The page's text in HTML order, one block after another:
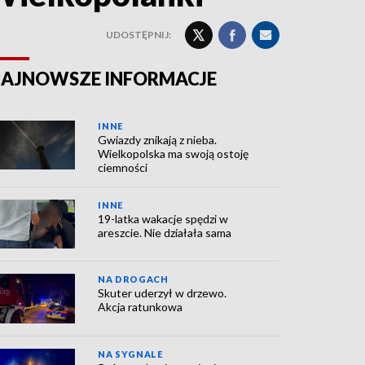
UDOSTĘPNIJ:
INFORMACJE
INNE
Gwiazdy znikają z nieba.
Wielkopolska ma swoją ostoję
ciemności
INNE
19-latka wakacje spędzi w
areszcie. Nie działała sama
NA DROGACH
Skuter uderzył w drzewo.
Akcja ratunkowa
NA SYGNALE